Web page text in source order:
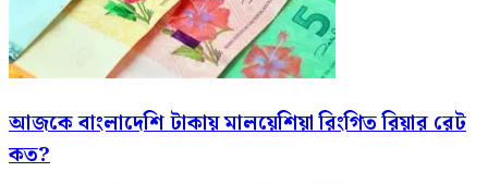
আজকে বাংলাদেশি টাকায় মালয়েশিয়া রিংগিত রিয়ার রেট
কত?